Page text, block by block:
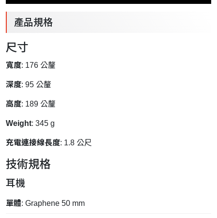
產品規格
尺寸
寬度: 176 公釐
深度: 95 公釐
高度: 189 公釐
Weight: 345 g
充電連接線長度: 1.8 公尺
技術規格
耳機
單體: Graphene 50 mm